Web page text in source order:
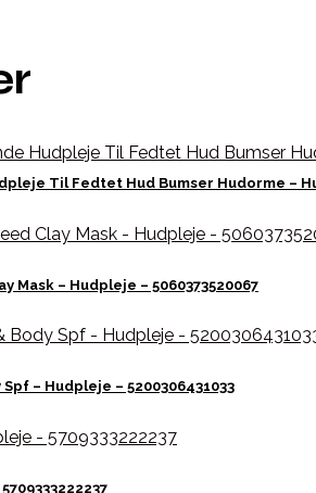
Til Fedtet Hud Bumser Hudorme –
Mask – Hudpleje – 5060373520067
– Hudpleje – 5200306431033